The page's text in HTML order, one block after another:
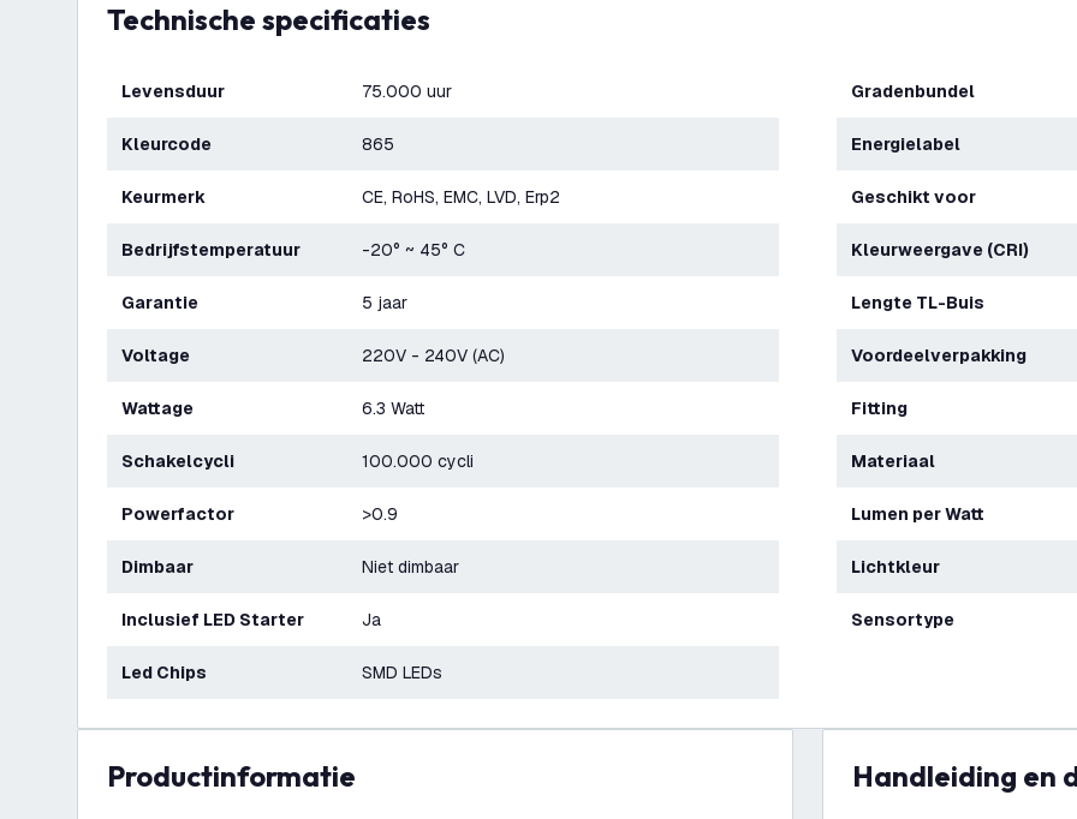
Technische specificaties
Levensduur 75.000 uur
Kleurcode 865
Keurmerk CE, RoHS, EMC, LVD, Erp2
Bedrijfstemperatuur -20° ~ 45° C
Garantie 5 jaar
Voltage 220V - 240V (AC)
Wattage 6.3 Watt
Schakelcycli 100.000 cycli
Powerfactor >0.9
Dimbaar Niet dimbaar
Inclusief LED Starter Ja
Led Chips SMD LEDs
Gradenbundel
Energielabel
Geschikt voor
Kleurweergave (CRI)
Lengte TL-Buis
Voordeelverpakking
Fitting
Materiaal
Lumen per Watt
Lichtkleur
Sensortype
productinformatie
Handleiding en